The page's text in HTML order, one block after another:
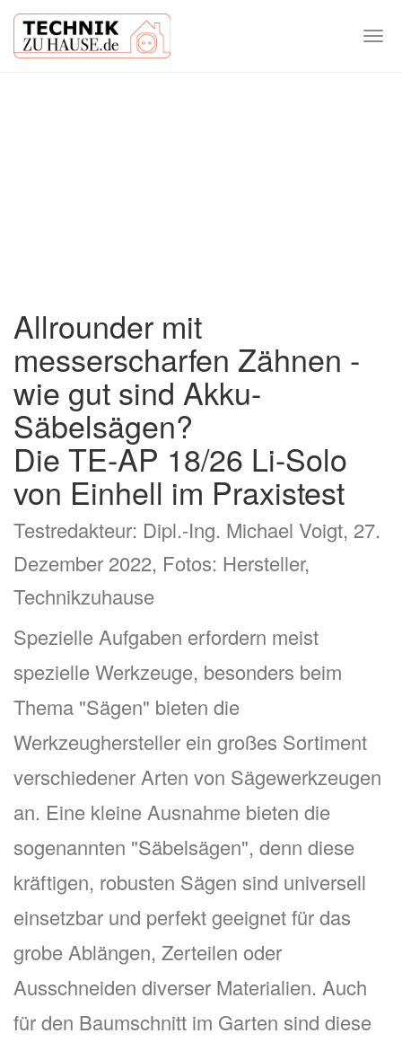
Allrounder mit
messerscharfen Zähnen -
wie gut sind Akku-
Säbelsägen?
Die TE-AP 18/26 Li-Solo
von Einhell im Praxistest
Testredakteur: Dipl.-Ing. Michael Voigt, 27.
Dezember 2022, Fotos: Hersteller,
Technikzuhause
Spezielle Aufgaben erfordern meist
spezielle Werkzeuge, besonders beim
Thema "Sägen" bieten die
Werkzeughersteller ein großes Sortiment
verschiedener Arten von Sägewerkzeugen
an. Eine kleine Ausnahme bieten die
sogenannten "Säbelsägen", denn diese
kräftigen, robusten Sägen sind universell
einsetzbar und perfekt geeignet für das
grobe Ablängen, Zerteilen oder
Ausschneiden diverser Materialien. Auch
für den Baumschnitt im Garten sind diese